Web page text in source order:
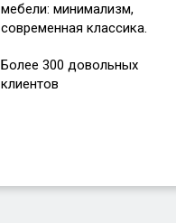
мебели: минимализм,
современная классика.
Более 300 довольных
клиентов